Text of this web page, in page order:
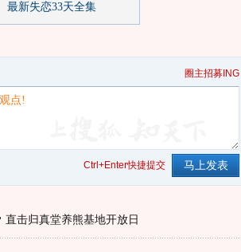
最新失恋33天全集
圈主招募ING
Ctrl+Enter快捷提交
直击归真堂养熊基地开放日